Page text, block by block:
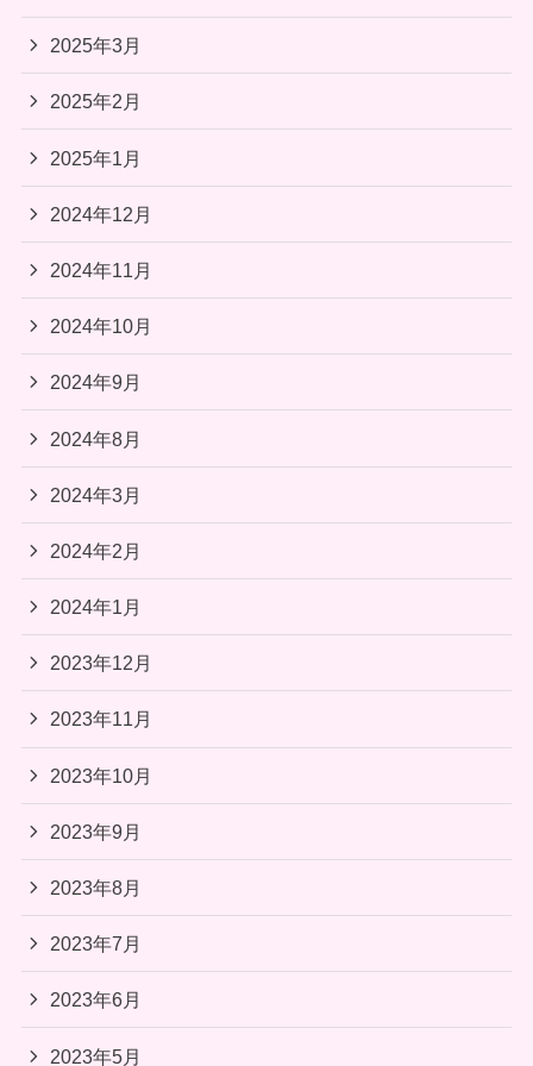
2025年3月
2025年2月
2025年1月
2024年12月
2024年11月
2024年10月
2024年9月
2024年8月
2024年3月
2024年2月
2024年1月
2023年12月
2023年11月
2023年10月
2023年9月
2023年8月
2023年7月
2023年6月
2023年5月